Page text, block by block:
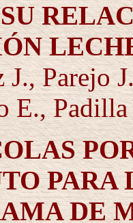
J., Parejo
E.,
DE